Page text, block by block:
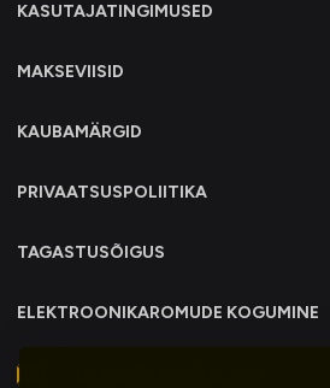
KASUTAJATINGIMUSED
MAKSEVIISID
KAUBAMÄRGID
PRIVAATSUSPOLIITIKA
TAGASTUSÕIGUS
ELEKTROONIKAROMUDE KOGUMINE